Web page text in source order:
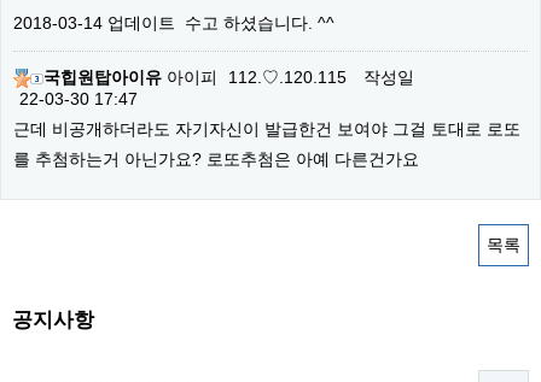
2018-03-14 업데이트 수고 하셨습니다. ^^
국힙원탑아이유 아이피 112.♡.120.115
작성일
22-03-30 17:47
근데 비공개하더라도 자기자신이 발급한건 보여야 그걸 토대로 로또
를 추첨하는거 아닌가요? 로또추첨은 아예 다른건가요
목록
공지사항